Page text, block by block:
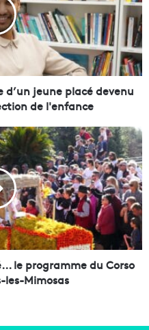
jeune placé devenu
de l'enfance
le programme du Corso
les-Mimosas